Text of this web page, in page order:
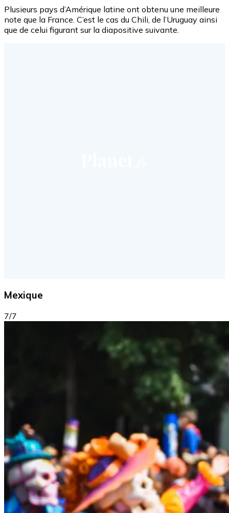
Plusieurs pays d’Amérique latine ont obtenu une meilleure
note que la France. C’est le cas du Chili, de l’Uruguay ainsi
que de celui figurant sur la diapositive suivante.
Mexique
7/7